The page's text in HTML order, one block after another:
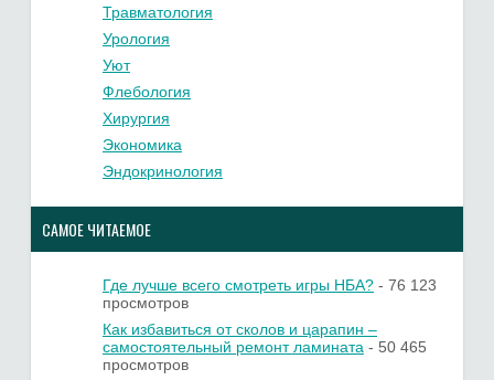
Травматология
Урология
Уют
Флебология
Хирургия
Экономика
Эндокринология
САМОЕ ЧИТАЕМОЕ
Где лучше всего смотреть игры НБА? - 76 123
просмотров
Как избавиться от сколов и царапин –
самостоятельный ремонт ламината - 50 465
просмотров